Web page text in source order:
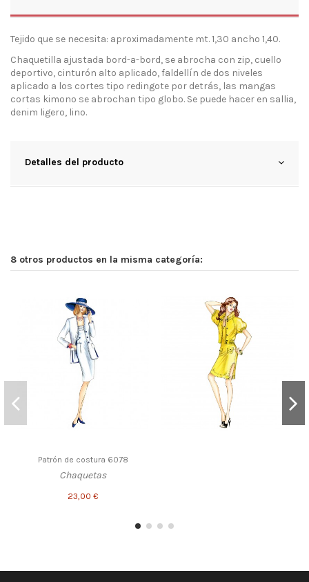
Tejido que se necesita: aproximadamente mt. 1,30 ancho 1,40.
Chaquetilla ajustada bord-a-bord, se abrocha con zip, cuello
deportivo, cinturón alto aplicado, faldellín de dos niveles
aplicado a los cortes tipo redingote por detrás, las mangas
cortas kimono se abrochan tipo globo. Se puede hacer en sallia,
denim ligero, lino.
Detalles del producto
8 otros productos en la misma categoría:
Patrón de costura 6078
Chaquetas
23,00 €